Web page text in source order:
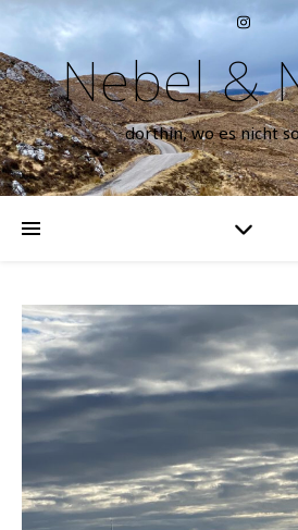
Nebel &
dorthin, wo es nicht